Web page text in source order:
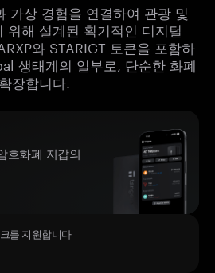
가상 경험을 연결하여 관광 및
위해 설계된 획기적인 디지털
와 STARIGT 토큰을 포함하
생태계의 일부로, 단순한 화폐
장합니다.
호화폐 지갑의
를 지원합니다